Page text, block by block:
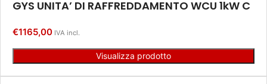
GYS UNITA’ DI RAFFREDDAMENTO WCU 1kW C
€1165,00 IVA incl.
Visualizza prodotto